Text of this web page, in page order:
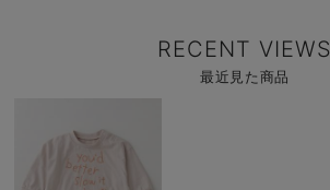
RECENT VIEWS
最近見た商品